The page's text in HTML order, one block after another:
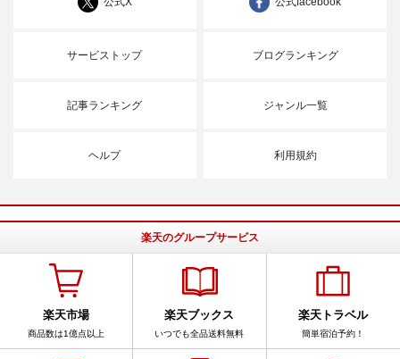
サービストップ ブログランキング
記事ランキング ジャンル一覧
ヘルプ 利用規約
楽天のグループサービス
楽天市場
商品数は1億点以上
楽天ブックス
いつでも全品送料無料
楽天トラベル
簡単宿泊予約！